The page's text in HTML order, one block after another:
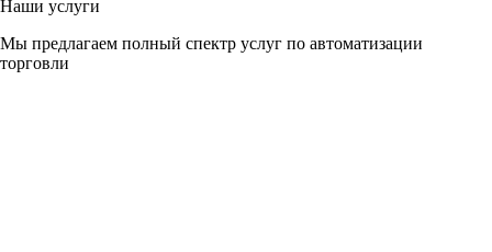
Наши услуги
Мы предлагаем полный спектр услуг по автоматизации
торговли